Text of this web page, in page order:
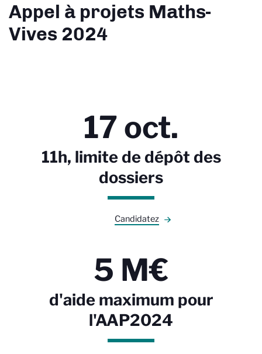
Appel à projets Maths-
Vives 2024
17 oct.
11h, limite de dépôt des
dossiers
Candidatez
5 M€
d'aide maximum pour
l'AAP2024